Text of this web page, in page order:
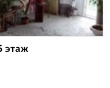
этаж